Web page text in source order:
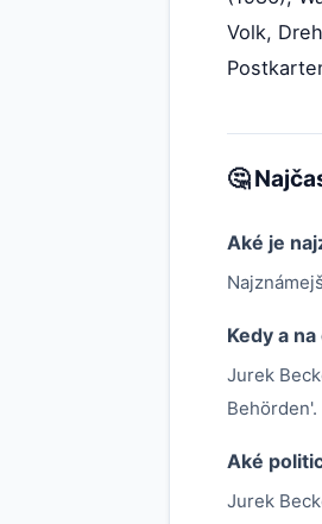
Volk,
🤔
Aké je
Kedy a
Jurek
Behörden'.
Aké
Jurek